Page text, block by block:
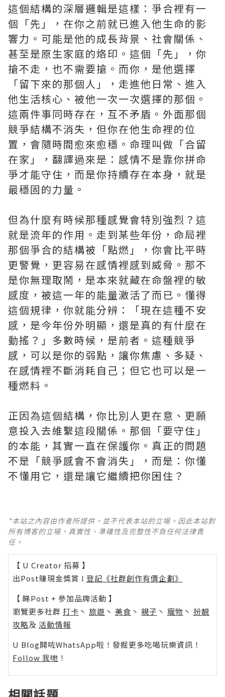
這個結構的深層邏輯是這樣：爭合裡有一
個「先」，在你之前就已進入他生命的影
響力。可能是他的成長背景、社會關係、
甚至是原生家庭的烙印。這個「先」，你
搶不走，也不需要搶。而你，是他選擇
「留下來的那個人」，走進他日常、進入
他生活核心、被他一次一次選擇的那個。
這兩件事同時存在，互不矛盾。外面那個
競爭結構不消失，但你在他生命裡的位
置，會隨時間愈來愈穩。命理叫做「合留
在家」，翻譯過來是：感情不是靠你拼命
爭才能守住，而是你持續存在本身，就是
最穩固的力量。
但為什麼有時候那種感覺會特別強烈？這
就是流年的作用。走到某些年份，命局裡
那個爭合的結構被「點燃」，你會比平時
更警覺，更容易在感情裡感到威脅。那不
是你無理取鬧，是本來就藏在命盤裡的敏
感度，被這一年的能量激活了而已。懂得
這個規律，你就能分辨：「現在這種不安
感，是今年份外明顯，還是真的有什麼在
動搖？」多數時候，是前者。這種競爭
感，可以是你的弱點，讓你焦慮、多疑、
在感情裡不斷消耗自己；但它也可以是一
種燃料。
正因為這個結構，你比別人更在意、更願
意投入去維繫這段關係。那個「要守住」
的本能，其實一直在保護你。真正的問題
不是「競爭感會不會消失」，而是：你懂
不懂用它，還是讓它繼續把你困住？
*本站之內容由作者所提供，並不代表本站的立場。因此本站對
所有博客的立場、真實性、準確性及完整性不負任何法律責
任。
【 U Creator 招募 】
出Post賺現金獎賞 l 登記《社群創作有價企劃》
【 睇Post + 參加品牌活動 】
瀏覽更多社群 打卡 丶 旅遊 丶 美食 丶 親子 丶 寵物 丶 扮靚
攻略及 活動情報
U Blog開咗WhatsApp啦！發掘更多吃喝玩樂資訊！
Follow 我哋 ！